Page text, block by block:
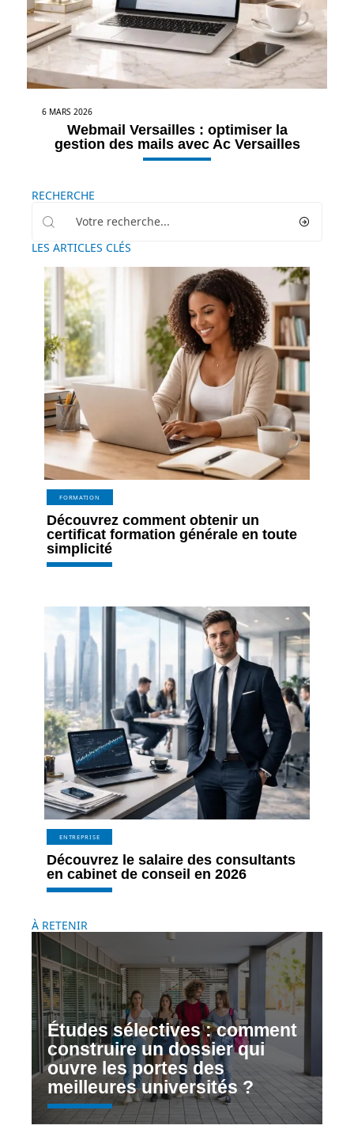
6 MARS 2026
Webmail Versailles : optimiser la
gestion des mails avec Ac Versailles
RECHERCHE
LES ARTICLES CLÉS
FORMATION
Découvrez comment obtenir un
certificat formation générale en toute
simplicité
ENTREPRISE
Découvrez le salaire des consultants
en cabinet de conseil en 2026
À RETENIR
Études sélectives : comment
construire un dossier qui
ouvre les portes des
meilleures universités ?